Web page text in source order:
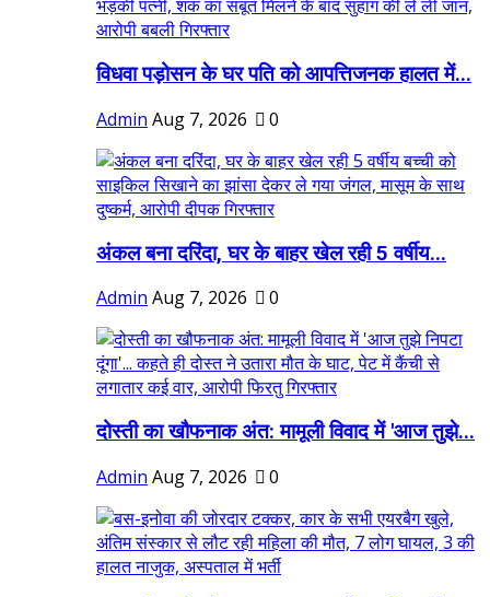
विधवा पड़ोसन के घर पति को आपत्तिजनक हालत में...
Admin Aug 7, 2026 0
अंकल बना दरिंदा, घर के बाहर खेल रही 5 वर्षीय...
Admin Aug 7, 2026 0
दोस्ती का खौफनाक अंत: मामूली विवाद में 'आज तुझे...
Admin Aug 7, 2026 0